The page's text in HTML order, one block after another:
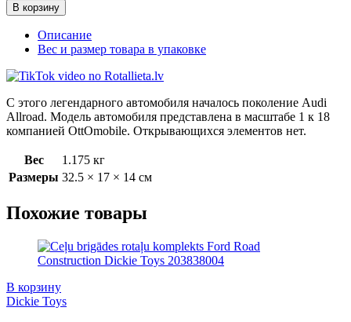
В корзину
Описание
Вес и размер товара в упаковке
С этого легендарного автомобиля началось поколение Audi
Allroad. Модель автомобиля представлена в масштабе 1 к 18
компанией OttOmobile. Открывающихся элементов нет.
Вес
1.175 кг
Размеры 32.5 × 17 × 14 см
Похожие товары
В корзину
Dickie Toys